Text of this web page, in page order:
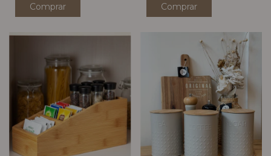
Comprar Comprar